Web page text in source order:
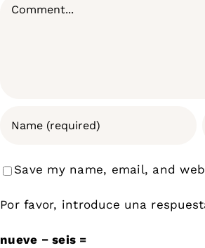
Comment
Save my name, email, and
Por favor, introduce una
nueve − seis =